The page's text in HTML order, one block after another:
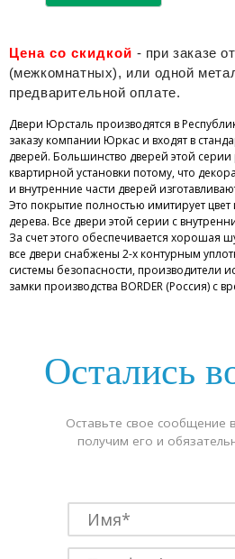
Цена со скидкой - при заказе
(межкомнатных), или одной
предварительной оплате.
Двери Юрсталь производятся в
заказу компании Юркас и входят в
дверей. Большинство дверей этой
квартирной установки потому, что
и внутренние части дверей
Это покрытие полностью имитирует цвет
дерева. Все двери этой серии с
За счет этого обеспечивается хорошая
все двери снабжены 2-х контурным
системы безопасности, производители
замки производства BORDER (Россия) с
Остались
Оставьте свое
получим его и